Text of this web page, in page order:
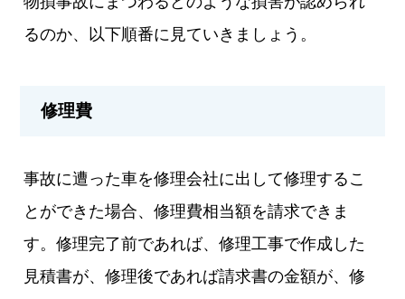
るのか、以下順番に見ていきましょう。
修理費
事故に遭った車を修理会社に出して修理するこ
とができた場合、修理費相当額を請求できま
す。修理完了前であれば、修理工事で作成した
見積書が、修理後であれば請求書の金額が、修